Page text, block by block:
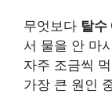
무엇보다 탈수
서 물을 안 마
자주 조금씩
가장 큰 원인